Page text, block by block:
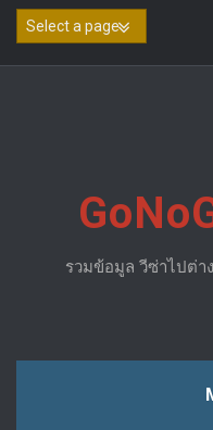
Skip
รวมข้อมูล วีซ่าไปต่า